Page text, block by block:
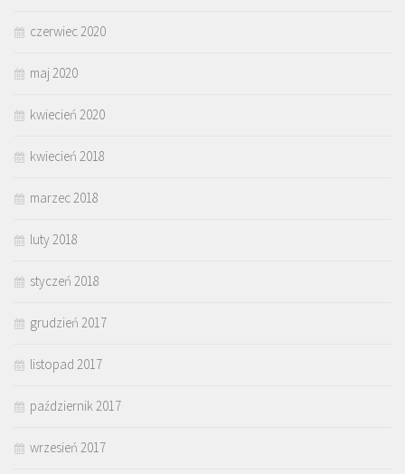
czerwiec 2020
maj 2020
kwiecień 2020
kwiecień 2018
marzec 2018
luty 2018
styczeń 2018
grudzień 2017
listopad 2017
październik 2017
wrzesień 2017